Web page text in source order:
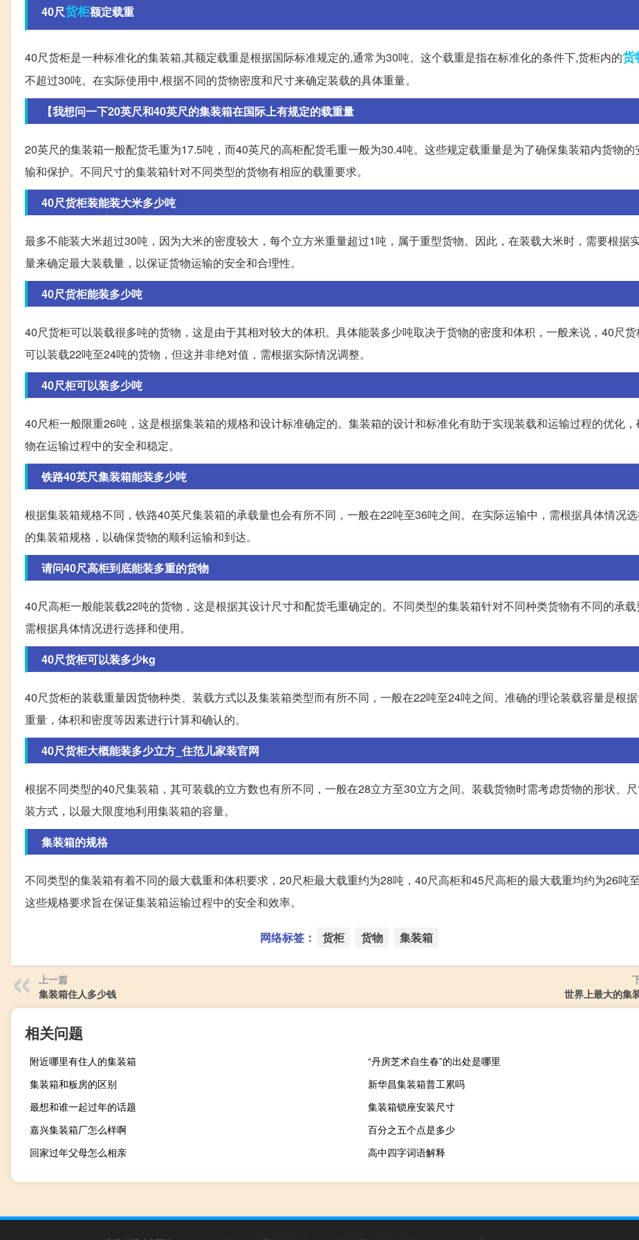
40尺货柜额定载重
40尺货柜是一种标准化的集装箱,其额定载重是根据国际标准规定的,通常为30吨。这个载重是指在标准化的条件下,货柜内的货
不超过30吨。在实际使用中,根据不同的货物密度和尺寸来确定装载的具体重量。
【我想问一下20英尺和40英尺的集装箱在国际上有规定的载重量
20英尺的集装箱一般配货毛重为17.5吨，而40英尺的高柜配货毛重一般为30.4吨。这些规定载重量是为了确保集装箱内货物的
输和保护。不同尺寸的集装箱针对不同类型的货物有相应的载重要求。
40尺货柜装能装大米多少吨
最多不能装大米超过30吨，因为大米的密度较大，每个立方米重量超过1吨，属于重型货物。因此，在装载大米时，需要根据
量来确定最大装载量，以保证货物运输的安全和合理性。
40尺货柜能装多少吨
40尺货柜可以装载很多吨的货物，这是由于其相对较大的体积。具体能装多少吨取决于货物的密度和体积，一般来说，40尺货
可以装载22吨至24吨的货物，但这并非绝对值，需根据实际情况调整。
40尺柜可以装多少吨
40尺柜一般限重26吨，这是根据集装箱的规格和设计标准确定的。集装箱的设计和标准化有助于实现装载和运输过程的优化
物在运输过程中的安全和稳定。
铁路40英尺集装箱能装多少吨
根据集装箱规格不同，铁路40英尺集装箱的承载量也会有所不同，一般在22吨至36吨之间。在实际运输中，需根据具体情况
的集装箱规格，以确保货物的顺利运输和到达。
请问40尺高柜到底能装多重的货物
40尺高柜一般能装载22吨的货物，这是根据其设计尺寸和配货毛重确定的。不同类型的集装箱针对不同种类货物有不同的承载
需根据具体情况进行选择和使用。
40尺货柜可以装多少kg
40尺货柜的装载重量因货物种类、装载方式以及集装箱类型而有所不同，一般在22吨至24吨之间。准确的理论装载容量是根
重量，体积和密度等因素进行计算和确认的。
40尺货柜大概能装多少立方_住范儿家装官网
根据不同类型的40尺集装箱，其可装载的立方数也有所不同，一般在28立方至30立方之间。装载货物时需考虑货物的形状、
装方式，以最大限度地利用集装箱的容量。
集装箱的规格
不同类型的集装箱有着不同的最大载重和体积要求，20尺柜最大载重约为28吨，40尺高柜和45尺高柜的最大载重均约为26吨至
这些规格要求旨在保证集装箱运输过程中的安全和效率。
网络标签： 货柜 货物 集装箱
上一篇
集装箱住人多少钱
世界上最大的集
相关问题
附近哪里有住人的集装箱
“丹房芝术自生春”的出处是哪里
集装箱和板房的区别
新华昌集装箱普工累吗
最想和谁一起过年的话题
集装箱锁座安装尺寸
嘉兴集装箱厂怎么样啊
百分之五个点是多少
回家过年父母怎么相亲
高中四字词语解释